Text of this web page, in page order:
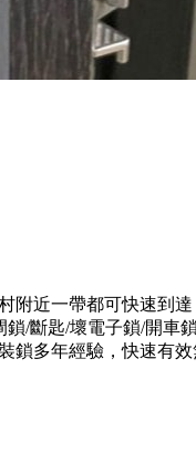
近一帶都可快速到
/斷匙/壞電子鎖/開
多年經驗，快速有